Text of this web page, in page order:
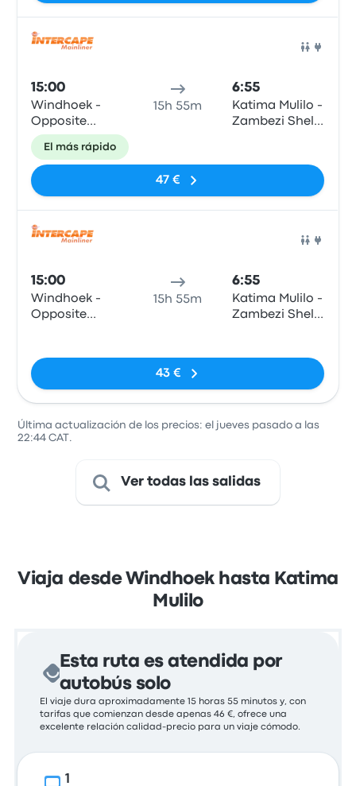
15:00
Windhoek -
Opposite
Intercape
office
15h 55m
6:55
Katima Mulilo -
Zambezi Shell
El más rápido
47 €
15:00
Windhoek -
Opposite
15h 55m
6:55
Katima Mulilo -
Zambezi Shell
43 €
Última actualización de los precios: el jueves pasado a las
22:44 CAT.
Ver todas las salidas
Viaja desde Windhoek hasta Katima
Mulilo
Esta ruta es atendida por
autobús solo
El viaje dura aproximadamente 15 horas 55 minutos y, con
tarifas que comienzan desde apenas 46 €, ofrece una
excelente relación calidad-precio para un viaje cómodo.
1